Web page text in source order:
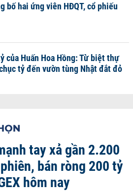
bố hai ứng viên HĐQT, cổ phiếu
của Huấn Hoa Hồng: Từ biệt thự
tỷ đến vườn tùng Nhật đắt đỏ
tay xả gần 2.200
bán ròng 200 tỷ
hôm nay